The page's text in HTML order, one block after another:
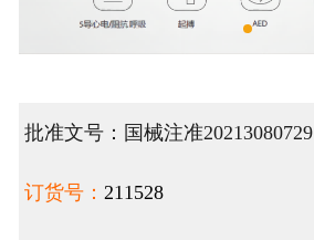
批准文号：国械注准20213080729
订货号： 211528